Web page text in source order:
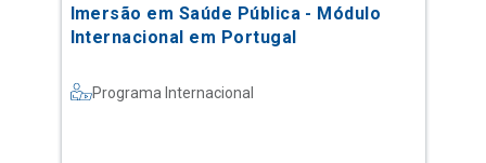
Imersão em Saúde Pública - Módulo
Internacional em Portugal
Programa Internacional